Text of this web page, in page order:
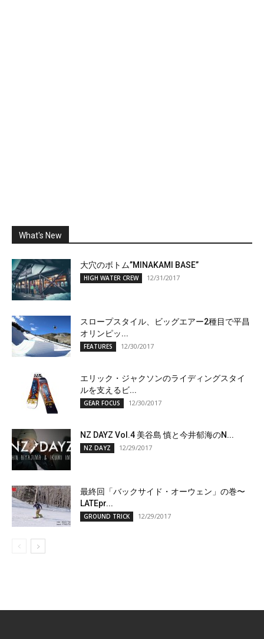
What's New
大穴のボトム”MINAKAMI BASE”
HIGH WATER CREW 12/31/2017
スロープスタイル、ビッグエアー2種目で平昌
オリンピッ...
FEATURES 12/30/2017
エリック・ジャクソンのライディングスタイ
ルを支えるビ...
GEAR FOCUS 12/30/2017
NZ DAYZ Vol.4 美谷島 慎と今井郁海のN...
NZ DAYZ 12/29/2017
最終回「バックサイド・オーウェン」の巻〜
LATEpr...
GROUND TRICK 12/29/2017